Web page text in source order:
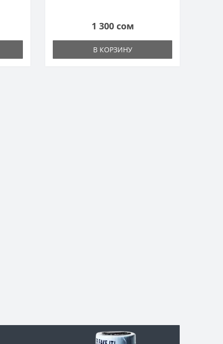
1 300 сом
В КОРЗИНУ